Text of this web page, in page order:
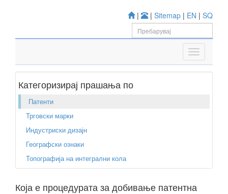
| | Sitemap | EN | SQ
Категоризирај прашања по
Патенти
Трговски марки
Индустриски дизајн
Географски ознаки
Топографија на интегрални кола
Која е процедурата за добивање патентна